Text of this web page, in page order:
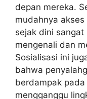
depan mereka.
mudahnya
sejak dini
mengenali dan
Sosialisasi ini
bahwa
berdampak
mengganggu